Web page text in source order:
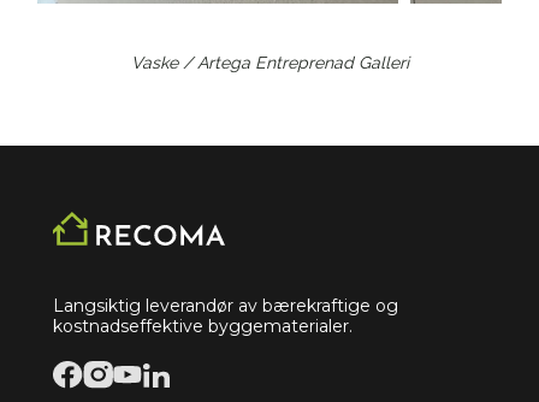
Vaske / Artega EntreprenadGalleri
Langsiktig leverandør av bærekraftige og
kostnadseffektive byggematerialer.